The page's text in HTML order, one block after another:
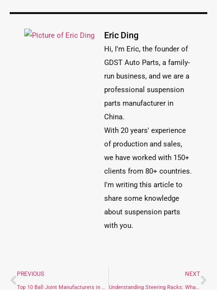
Eric Ding
Hi, I'm Eric, the founder of
GDST Auto Parts, a family-
run business, and we are a
professional suspension
parts manufacturer in
China.
With 20 years' experience
of production and sales,
we have worked with 150+
clients from 80+ countries.
I'm writing this article to
share some knowledge
about suspension parts
with you.
PREVIOUS
Top 10 Ball Joint Manufacturers in China 2026
NEXT
Understanding Steering Racks: What They Do and Why They Matter